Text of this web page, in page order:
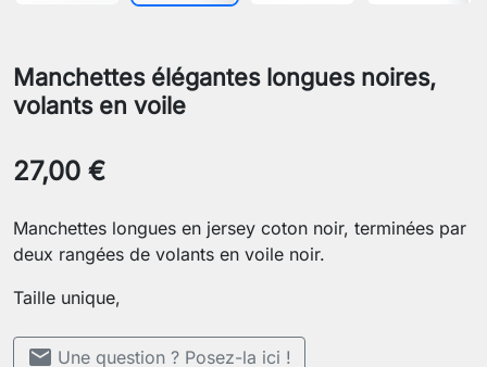
Manchettes élégantes longues noires,
volants en voile
27,00 €
Manchettes longues en jersey coton noir, terminées par
deux rangées de volants en voile noir.
Taille unique,
mail Une question ? Posez-la ici !